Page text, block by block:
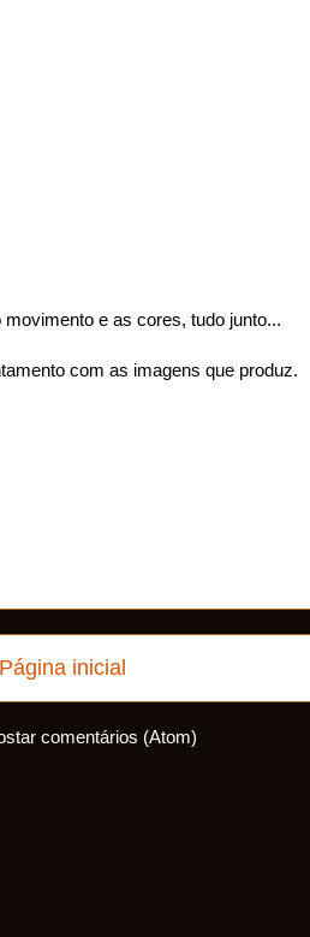
e as cores, tudo junto...
com as imagens que produz.
Página inicial
comentários (Atom)